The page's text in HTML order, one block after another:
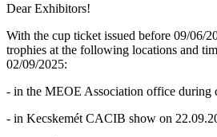
Dear Exhibitors!
With the cup ticket issued before 09/06/
trophies at the following locations and
02/09/2025:
- in the MEOE Association office during
- in Kecskemét CACIB show on